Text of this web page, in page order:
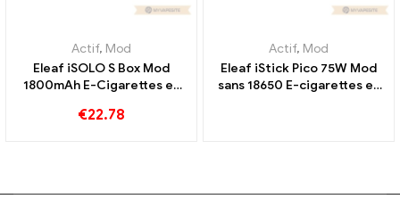
Actif, Mod
Eleaf iSOLO S Box Mod
1800mAh E-Cigarettes en
€22.78
Actif, Mod
Eleaf iStick Pico 75W Mod
sans 18650 E-cigarettes en